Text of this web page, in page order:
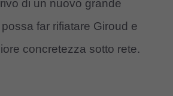
di un nuovo grande
far rifiatare Giroud e
concretezza sotto rete.